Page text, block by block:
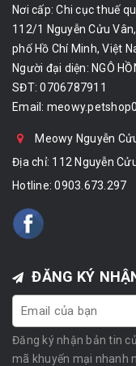
Nơi cấp: Chi cục thuế
112/1 Nguyễn Cửu
phố Hồ Chí Minh, Việt
Người đại diện: NGÔ
SĐT: 0706787911
Email:
Meowy Nguyễn
Địa chỉ: 112 Nguyễn
Hotline:0903.673.297
ĐĂNG KÝ
Đăng ký nhận bản tin
mã khuyến mại nhanh